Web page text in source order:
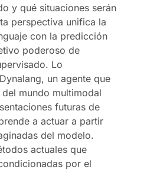
y qué situaciones serán
perspectiva unifica la
con la predicción
poderoso de
Lo
un agente que
mundo multimodal
futuras de
a actuar a partir
del modelo.
actuales que
por el